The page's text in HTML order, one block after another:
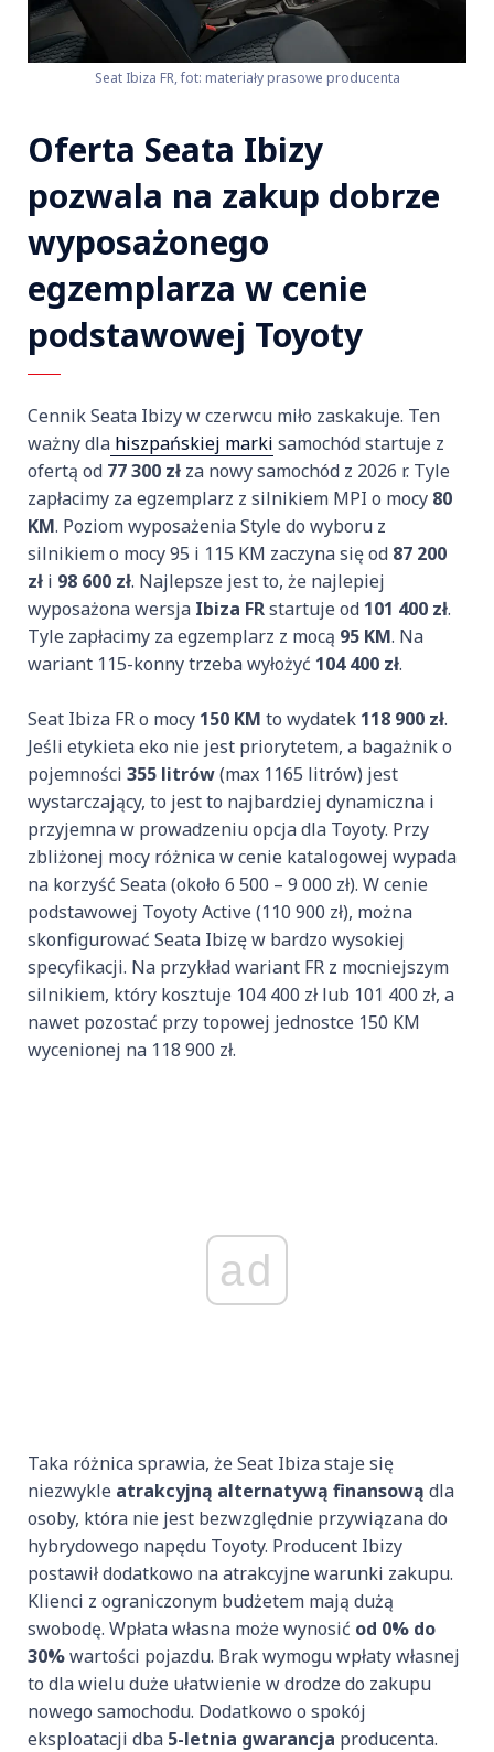
Seat Ibiza FR, fot: materiały prasowe producenta
Oferta Seata Ibizy
pozwala na zakup dobrze
wyposażonego
egzemplarza w cenie
podstawowej Toyoty
Cennik Seata Ibizy w czerwcu miło zaskakuje. Ten
ważny dla hiszpańskiej marki samochód startuje z
ofertą od 77 300 zł za nowy samochód z 2026 r. Tyle
zapłacimy za egzemplarz z silnikiem MPI o mocy 80
KM. Poziom wyposażenia Style do wyboru z
silnikiem o mocy 95 i 115 KM zaczyna się od 87 200
zł i 98 600 zł. Najlepsze jest to, że najlepiej
wyposażona wersja Ibiza FRstartuje od 101 400 zł.
Tyle zapłacimy za egzemplarz z mocą 95 KM. Na
wariant 115-konny trzeba wyłożyć 104 400 zł.
Seat Ibiza FR o mocy 150 KM to wydatek 118 900 zł.
Jeśli etykieta eko nie jest priorytetem, a bagażnik o
pojemności 355 litrów(max 1165 litrów) jest
wystarczający, to jest to najbardziej dynamiczna i
przyjemna w prowadzeniu opcja dla Toyoty. Przy
zbliżonej mocy różnica w cenie katalogowej wypada
na korzyść Seata (około 6 500 – 9 000 zł). W cenie
podstawowej Toyoty Active (110 900 zł), można
skonfigurować Seata Ibizę w bardzo wysokiej
specyfikacji. Na przykład wariant FR z mocniejszym
silnikiem, który kosztuje 104 400 zł lub 101 400 zł, a
nawet pozostać przy topowej jednostce 150 KM
wycenionej na 118 900 zł.
ad
Taka różnica sprawia, że Seat Ibiza staje się
niezwykle atrakcyjną alternatywą finansową dla
osoby, która nie jest bezwzględnie przywiązana do
hybrydowego napędu Toyoty. Producent Ibizy
postawił dodatkowo na atrakcyjne warunki zakupu.
Klienci z ograniczonym budżetem mają dużą
swobodę. Wpłata własna może wynosić od 0% do
30%wartości pojazdu. Brak wymogu wpłaty własnej
to dla wielu duże ułatwienie w drodze do zakupu
nowego samochodu. Dodatkowo o spokój
eksploatacji dba 5-letnia gwarancja producenta.